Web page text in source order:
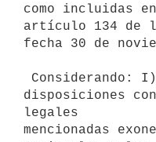
como incluidas
artículo 134 de
fecha 30 de
disposiciones
legales
mencionadas